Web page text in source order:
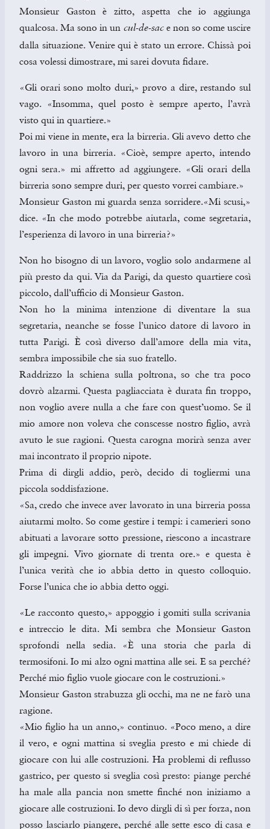
Monsieur Gaston è zitto, aspetta che io aggiunga
qualcosa. Ma sono in un cul-de-sace non so come uscire
dalla situazione. Venire qui è stato un errore. Chissà poi
cosa volessi dimostrare, mi sarei dovuta fidare.
«Gli orari sono molto duri,» provo a dire, restando sul
vago. «Insomma, quel posto è sempre aperto, l’avrà
visto qui in quartiere.»
Poi mi viene in mente, era la birreria. Gli avevo detto che
lavoro in una birreria. «Cioè, sempre aperto, intendo
ogni sera.» mi affretto ad aggiungere. «Gli orari della
birreria sono sempre duri, per questo vorrei cambiare.»
Monsieur Gaston mi guarda senza sorridere.«Mi scusi,»
dice. «In che modo potrebbe aiutarla, come segretaria,
l’esperienza di lavoro in una birreria?»
Non ho bisogno di un lavoro, voglio solo andarmene al
più presto da qui. Via da Parigi, da questo quartiere così
piccolo, dall’ufficio di Monsieur Gaston.
Non ho la minima intenzione di diventare la sua
segretaria, neanche se fosse l’unico datore di lavoro in
tutta Parigi. È così diverso dall’amore della mia vita,
sembra impossibile che sia suo fratello.
Raddrizzo la schiena sulla poltrona, so che tra poco
dovrò alzarmi. Questa pagliacciata è durata fin troppo,
non voglio avere nulla a che fare con quest’uomo. Se il
mio amore non voleva che conscesse nostro figlio, avrà
avuto le sue ragioni. Questa carogna morirà senza aver
mai incontrato il proprio nipote.
Prima di dirgli addio, però, decido di togliermi una
piccola soddisfazione.
«Sa, credo che invece aver lavorato in una birreria possa
aiutarmi molto. So come gestire i tempi: i camerieri sono
abituati a lavorare sotto pressione, riescono a incastrare
gli impegni. Vivo giornate di trenta ore.» e questa è
l’unica verità che io abbia detto in questo colloquio.
Forse l’unica che io abbia detto oggi.
«Le racconto questo,» appoggio i gomiti sulla scrivania
e intreccio le dita. Mi sembra che Monsieur Gaston
sprofondi nella sedia. «È una storia che parla di
termosifoni. Io mi alzo ogni mattina alle sei. E sa perché?
Perché mio figlio vuole giocare con le costruzioni.»
Monsieur Gaston strabuzza gli occhi, ma ne ne farò una
ragione.
«Mio figlio ha un anno,» continuo. «Poco meno, a dire
il vero, e ogni mattina si sveglia presto e mi chiede di
giocare con lui alle costruzioni. Ha problemi di reflusso
gastrico, per questo si sveglia così presto: piange perché
ha male alla pancia non smette finché non iniziamo a
giocare alle costruzioni. Io devo dirgli di sì per forza, non
posso lasciarlo piangere, perché alle sette esco di casa e